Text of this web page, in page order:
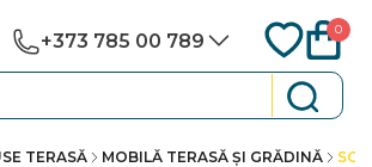
+373 785 00 789
0
TERASĂ MOBILĂ TERASĂ ȘI GRĂDINĂ